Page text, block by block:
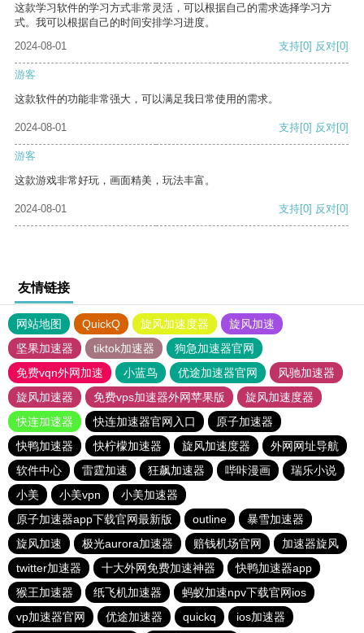
这款学习软件的学习方式非常灵活，可以根据自己的需求选择学习方
式。我可以根据自己的时间安排学习进度。
2024-08-01
支持[0] 反对[0]
游客
这款软件的功能非常强大，可以满足我日常使用的需求。
2024-08-01 支持[0] 反对[0]
游客
这款游戏非常好玩，画面精美，玩法丰富。
2024-08-01 支持[0] 反对[0]
友情链接
网站地图 QuickQ 旋风加速度器
旋风加速
坚果加速器
tiktok加速器
狗急加速器官网
免费vqn外网加速
小蓝鸟 优途加速器官网
风驰加速器
旋风加速器
免费vps加速器外网苹果版
旋风加速度器
快连加速器
快连加速器官网入口
原子加速器
快鸭加速器
快柠檬加速器 旋风加速度器
外网网址导航
软件中心
雷霆加速 狂飙加速器 哔咔漫画
瑞乐小说
小美
小美vpn
小美加速器
原子加速器app下载官网最新版
outline
暴雪加速器
旋风加速
极光aurora加速器 赔钱机场官网
加速器旋风
twitter加速器
十大外网免费加速神器
快鸭加速器app
猴王加速器
纸飞机加速器
蚂蚁加速npv下载官网ios
vp加速器官网
优途加速器 quickq ios加速器